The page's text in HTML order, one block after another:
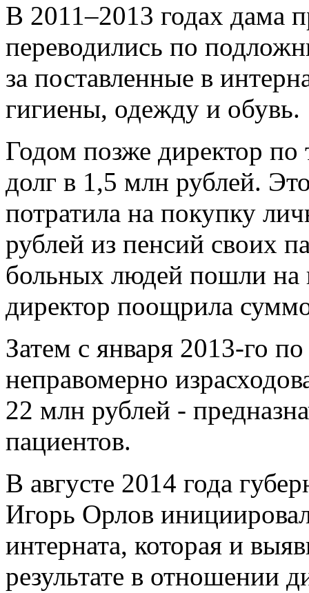
В 2011–2013 годах дама
переводились по
за поставленные в
гигиены, одежду и обувь.
Годом позже директор
долг в 1,5 млн рублей.
потратила на покупку
рублей из пенсий своих
больных людей пошли на
директор поощрила
Затем с января 2013-го
неправомерно
22 млн рублей -
пациентов.
В августе 2014 года
Игорь Орлов
интерната, которая и
результате в отношении